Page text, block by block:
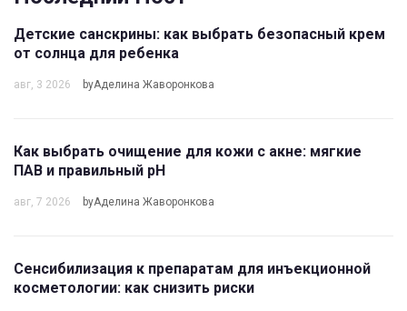
Детские санскрины: как выбрать безопасный крем
от солнца для ребенка
авг, 3 2026 byАделина Жаворонкова
Как выбрать очищение для кожи с акне: мягкие
ПАВ и правильный pH
авг, 7 2026 byАделина Жаворонкова
Сенсибилизация к препаратам для инъекционной
косметологии: как снизить риски